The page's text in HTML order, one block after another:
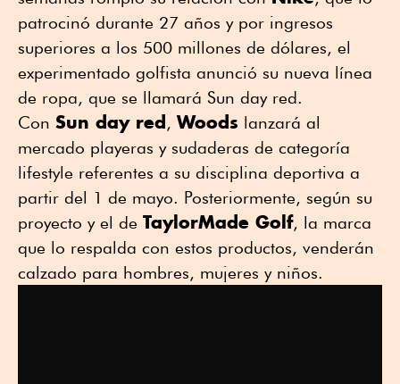
patrocinó durante 27 años y por ingresos
superiores a los 500 millones de dólares, el
experimentado golfista anunció su nueva línea
de ropa, que se llamará Sun day red.
Con Sun day red,Woods lanzará al
mercado playeras y sudaderas de categoría
lifestyle referentes a su disciplina deportiva a
partir del 1 de mayo. Posteriormente, según su
proyecto y el de TaylorMade Golf, la marca
que lo respalda con estos productos, venderán
calzado para hombres, mujeres y niños.